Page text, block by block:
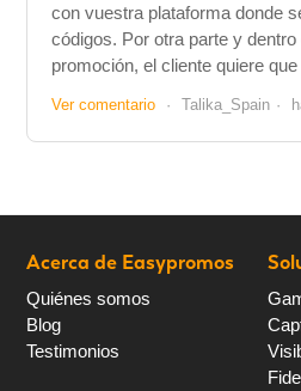
con vuestra plataforma donde
códigos. Por otra parte y
promoción, el cliente quiere
Ver comentario Talika_Spain
Acerca de Easypromos
Quiénes somos
Blog
Testimonios